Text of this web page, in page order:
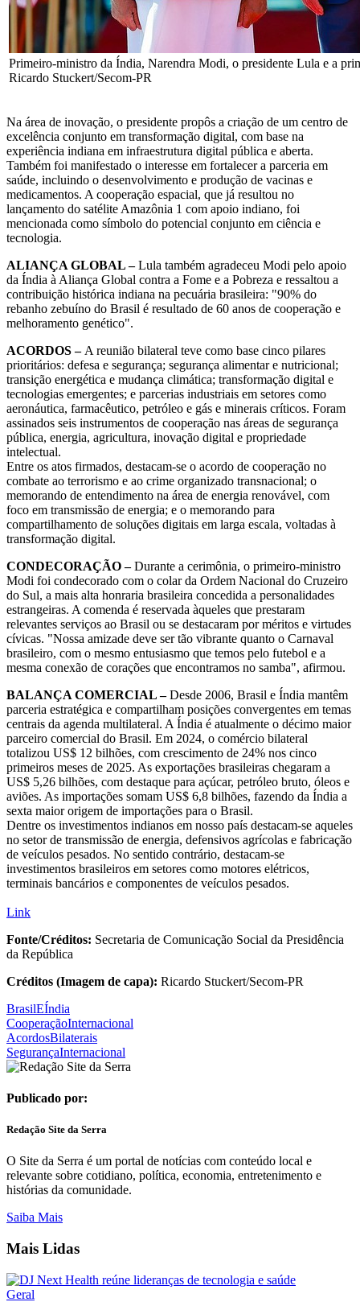
Primeiro-ministro da Índia, Narendra Modi, o presidente Lula e a
Ricardo Stuckert/Secom-PR
Na área de inovação, o presidente propôs a criação de um centro de
excelência conjunto em transformação digital, com base na
experiência indiana em infraestrutura digital pública e aberta.
Também foi manifestado o interesse em fortalecer a parceria em
saúde, incluindo o desenvolvimento e produção de vacinas e
medicamentos. A cooperação espacial, que já resultou no
lançamento do satélite Amazônia 1 com apoio indiano, foi
mencionada como símbolo do potencial conjunto em ciência e
tecnologia.
ALIANÇA GLOBAL –Lula também agradeceu Modi pelo apoio
da Índia à Aliança Global contra a Fome e a Pobreza e ressaltou a
contribuição histórica indiana na pecuária brasileira: "90% do
rebanho zebuíno do Brasil é resultado de 60 anos de cooperação e
melhoramento genético".
ACORDOS –A reunião bilateral teve como base cinco pilares
prioritários: defesa e segurança; segurança alimentar e nutricional;
transição energética e mudança climática; transformação digital e
tecnologias emergentes; e parcerias industriais em setores como
aeronáutica, farmacêutico, petróleo e gás e minerais críticos. Foram
assinados seis instrumentos de cooperação nas áreas de segurança
pública, energia, agricultura, inovação digital e propriedade
intelectual.
Entre os atos firmados, destacam-se o acordo de cooperação no
combate ao terrorismo e ao crime organizado transnacional; o
memorando de entendimento na área de energia renovável, com
foco em transmissão de energia; e o memorando para
compartilhamento de soluções digitais em larga escala, voltadas à
transformação digital.
CONDECORAÇÃO –Durante a cerimônia, o primeiro-ministro
Modi foi condecorado com o colar da Ordem Nacional do Cruzeiro
do Sul, a mais alta honraria brasileira concedida a personalidades
estrangeiras. A comenda é reservada àqueles que prestaram
relevantes serviços ao Brasil ou se destacaram por méritos e virtudes
cívicas. "Nossa amizade deve ser tão vibrante quanto o Carnaval
brasileiro, com o mesmo entusiasmo que temos pelo futebol e a
mesma conexão de corações que encontramos no samba", afirmou.
BALANÇA COMERCIAL –Desde 2006, Brasil e Índia mantêm
parceria estratégica e compartilham posições convergentes em temas
centrais da agenda multilateral. A Índia é atualmente o décimo maior
parceiro comercial do Brasil. Em 2024, o comércio bilateral
totalizou US$ 12 bilhões, com crescimento de 24% nos cinco
primeiros meses de 2025. As exportações brasileiras chegaram a
US$ 5,26 bilhões, com destaque para açúcar, petróleo bruto, óleos e
aviões. As importações somam US$ 6,8 bilhões, fazendo da Índia a
sexta maior origem de importações para o Brasil.
Dentre os investimentos indianos em nosso país destacam-se aqueles
no setor de transmissão de energia, defensivos agrícolas e fabricação
de veículos pesados. No sentido contrário, destacam-se
investimentos brasileiros em setores como motores elétricos,
terminais bancários e componentes de veículos pesados.
Link
Fonte/Créditos: Secretaria de Comunicação Social da Presidência
da República
Créditos (Imagem de capa): Ricardo Stuckert/Secom-PR
BrasilEÍndia
CooperaçãoInternacional
AcordosBilaterais
SegurançaInternacional
Publicado por:
Redação Site da Serra
O Site da Serra é um portal de notícias com conteúdo local e
relevante sobre cotidiano, política, economia, entretenimento e
histórias da comunidade.
Saiba Mais
Mais Lidas
Geral